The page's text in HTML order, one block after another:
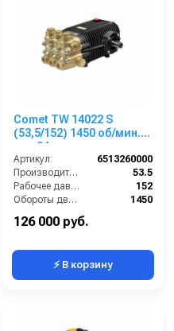
Comet TW 14022 S
(53,5/152) 1450 об/мин.
вал 24мм
Артикул:
6513260000
Производительность (л/мин):
53.5
Рабочее давление (бар):
152
Обороты двигателя (об/мин):
1450
126 000 руб.
⚡ В корзину